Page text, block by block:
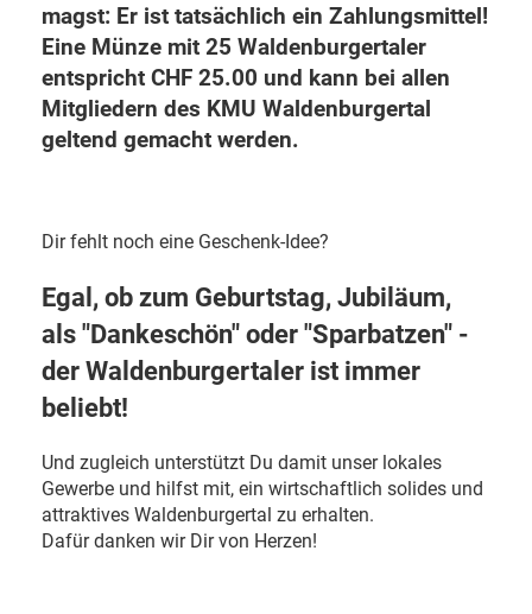
magst: Er ist tatsächlich ein Zahlungsmittel!
Eine Münze mit 25 Waldenburgertaler
entspricht CHF 25.00 und kann bei allen
Mitgliedern des KMU Waldenburgertal
geltend gemacht werden.
Dir fehlt noch eine Geschenk-Idee?
Egal, ob zum Geburtstag, Jubiläum,
als "Dankeschön" oder "Sparbatzen" -
der Waldenburgertaler ist immer
beliebt!
Und zugleich unterstützt Du damit unser lokales
Gewerbe und hilfst mit, ein wirtschaftlich solides und
attraktives Waldenburgertal zu erhalten.
Dafür danken wir Dir von Herzen!